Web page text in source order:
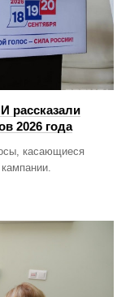
рассказали
2026 года
касающиеся